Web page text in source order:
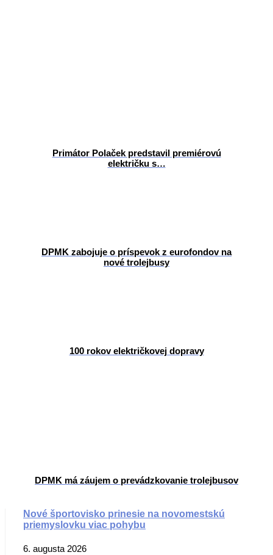
Primátor Polaček predstavil premiérovú
električku s…
DPMK zabojuje o príspevok z eurofondov na
nové trolejbusy
100 rokov električkovej dopravy
DPMK má záujem o prevádzkovanie trolejbusov
Nové športovisko prinesie na novomestskú
priemyslovku viac pohybu
6. augusta 2026